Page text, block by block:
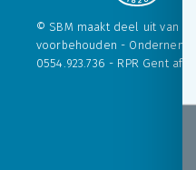
© SBM maakt deel uit van
voorbehouden -
0554.923.736 - RPR Gent